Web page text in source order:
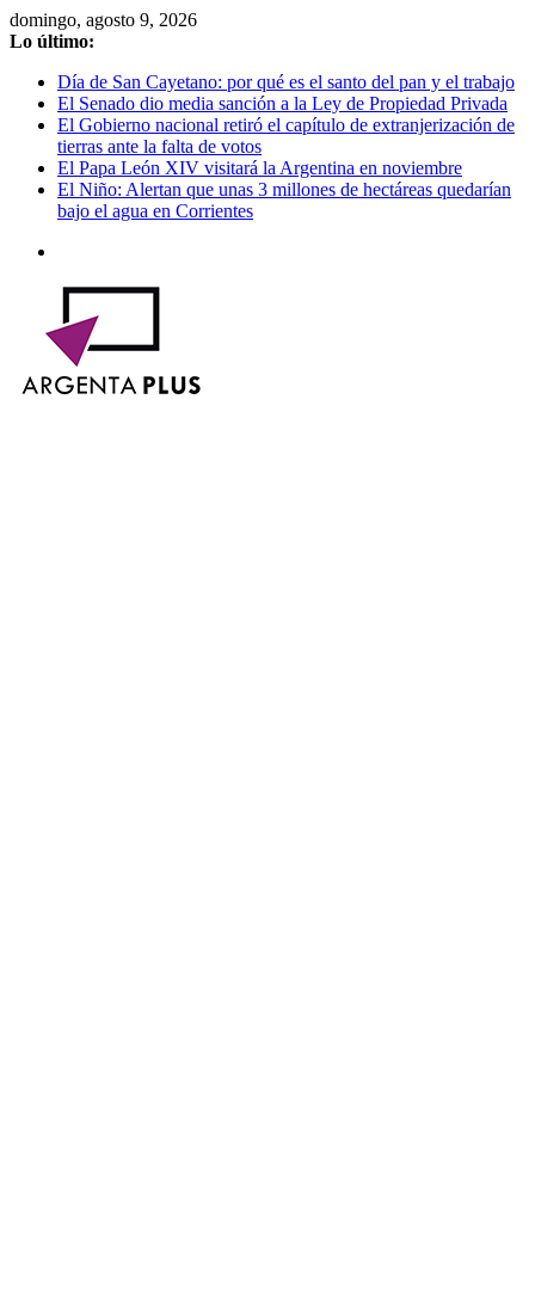
Saltar
al
domingo, agosto 9, 2026
Lo último:
Día de San Cayetano: por qué es el santo del pan y el trabajo
El Senado dio media sanción a la Ley de Propiedad Privada
El Gobierno nacional retiró el capítulo de extranjerización de
tierras ante la falta de votos
El Papa León XIV visitará la Argentina en noviembre
El Niño: Alertan que unas 3 millones de hectáreas quedarían
bajo el agua en Corrientes